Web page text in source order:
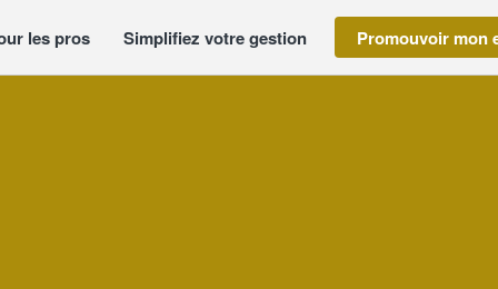
les pros Simplifiez votre gestion Promouvoir mon